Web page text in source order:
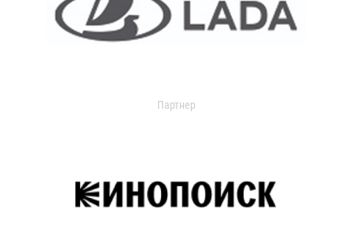
Партнер